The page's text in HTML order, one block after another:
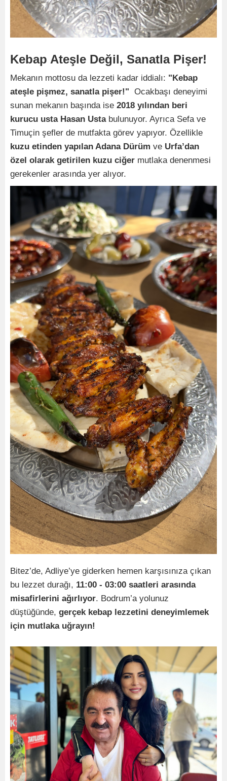
Kebap Ateşle Değil, Sanatla Pişer!
Mekanın mottosu da lezzeti kadar iddialı: "Kebap
ateşle pişmez, sanatla pişer!" Ocakbaşı deneyimi
sunan mekanın başında ise 2018 yılından beri
kurucu usta Hasan Ustabulunuyor. Ayrıca Sefa ve
Timuçin şefler de mutfakta görev yapıyor. Özellikle
kuzu etinden yapılan Adana Dürüm ve Urfa’dan
özel olarak getirilen kuzu ciğer mutlaka denenmesi
gerekenler arasında yer alıyor.
Bitez’de, Adliye’ye giderken hemen karşısınıza çıkan
bu lezzet durağı, 11:00 - 03:00 saatleri arasında
misafirlerini ağırlıyor. Bodrum’a yolunuz
düştüğünde, gerçek kebap lezzetini deneyimlemek
için mutlaka uğrayın!